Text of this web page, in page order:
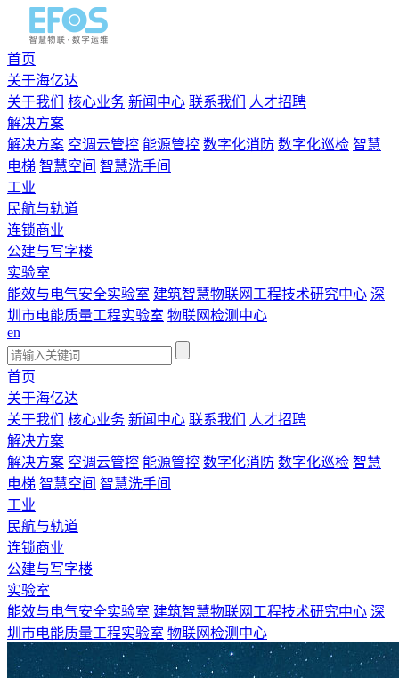
首页
关于海亿达
关于我们
核心业务 新闻中心 联系我们
人才招聘
解决方案
解决方案 空调云管控 能源管控 数字化消防 数字化巡检 智慧
电梯 智慧空间 智慧洗手间
工业
民航与轨道
连锁商业
公建与写字楼
实验室
能效与电气安全实验室 建筑智慧物联网工程技术研究中心 深
圳市电能质量工程实验室 物联网检测中心
en
首页
关于海亿达
关于我们
核心业务 新闻中心 联系我们
人才招聘
解决方案
解决方案 空调云管控 能源管控 数字化消防 数字化巡检 智慧
电梯 智慧空间 智慧洗手间
工业
民航与轨道
连锁商业
公建与写字楼
实验室
能效与电气安全实验室 建筑智慧物联网工程技术研究中心 深
圳市电能质量工程实验室 物联网检测中心